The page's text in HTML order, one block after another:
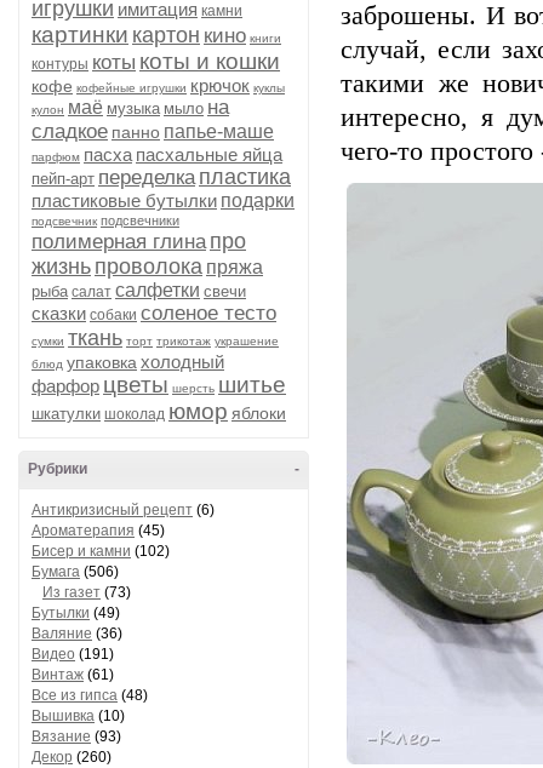
игрушки имитация камни
картинки картон кино книги
контуры коты коты и кошки
кофе кофейные игрушки крючок куклы
кулон маё музыка мыло на
сладкое панно папье-маше
парфюм пасха пасхальные яйца
пейп-арт переделка пластика
пластиковые бутылки подарки
подсвечник подсвечники
полимерная глина про
жизнь проволока пряжа
рыба салат салфетки свечи
сказки собаки соленое тесто
сумки ткань торт трикотаж украшение
блюд упаковка холодный
фарфор цветы шерсть шитье
шкатулки шоколад юмор яблоки
-
Рубрики
Антикризисный рецепт (6)
Ароматерапия (45)
Бисер и камни (102)
Бумага (506)
Из газет (73)
Бутылки (49)
Валяние (36)
Видео (191)
Винтаж (61)
Все из гипса (48)
Вышивка (10)
Вязание (93)
Декор (260)
заброшены. И
случай, если
такими же
интересно, я
чего-то